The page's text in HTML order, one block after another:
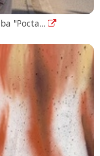
"Pocta...